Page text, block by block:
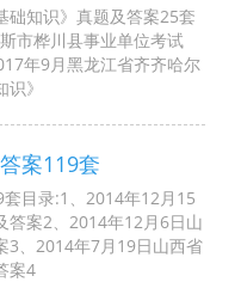
础知识》真题及答案25套
市桦川县事业单位考试
年9月黑龙江省齐齐哈尔
》
案119套
目录:1、2014年12月15
答案2、2014年12月6日山
3、2014年7月19日山西省
案4